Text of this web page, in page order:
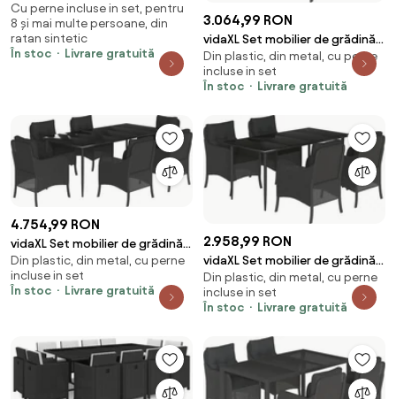
cu perne, 9 piese, negru,
poliratan
Cu perne incluse in set, pentru
8 și mai multe persoane, din
ratan sintetic
În stoc
Livrare gratuită
3.064,99 RON
vidaXL Set mobilier de grădină
cu perne, 5 piese, negru,
poliratan
Din plastic, din metal, cu perne
incluse in set
În stoc
Livrare gratuită
4.754,99 RON
vidaXL Set mobilier de grădină
cu perne, 7 piese, negru,
poliratan
Din plastic, din metal, cu perne
incluse in set
În stoc
Livrare gratuită
2.958,99 RON
vidaXL Set mobilier de grădină
cu perne, 5 piese, negru,
poliratan
Din plastic, din metal, cu perne
incluse in set
În stoc
Livrare gratuită